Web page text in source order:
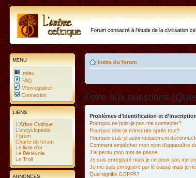
http://forum.arbre-
Forum consacré à l'étude de la civilisation
MENU
Index
FAQ
M’enregistrer
Connexion
LIENS
L'Arbre Celtique
L'encyclopédie
Forum
Charte du forum
Le livre d'or
Le Bénévole
Le Troll
ANNONCES
Index du forum
Foire aux questions
Problèmes d’identification et d’inscription
Pourquoi ne puis-je pas me connecter?
Pourquoi dois-je m’inscrire après tout?
Pourquoi suis-je automatiquement
Comment empêcher mon nom d’apparaître
J’ai perdu mon mot de passe!
Je suis enregistré mais je ne peux pas me
Je me suis enregistré par le passé mais je
Que signifie COPPA?